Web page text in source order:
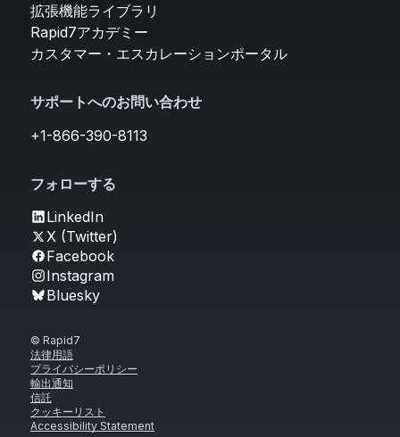
拡張機能ライブラリ
Rapid7アカデミー
カスタマー・エスカレーションポータル
サポートへのお問い合わせ
+1-866-390-8113
フォローする
LinkedIn
X (Twitter)
Facebook
Instagram
Bluesky
© Rapid7
法律用語
プライバシーポリシー
輸出通知
信託
クッキーリスト
Accessibility Statement